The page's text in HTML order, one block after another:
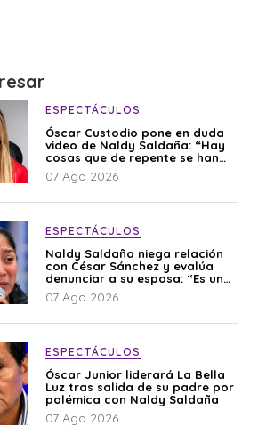
ESPECTÁCULOS
Óscar Custodio pone en duda
video de Naldy Saldaña: “Hay
cosas que de repente se han
editado”
07 Ago 2026
ESPECTÁCULOS
Naldy Saldaña niega relación
con César Sánchez y evalúa
denunciar a su esposa: “Es una
difamación”
07 Ago 2026
ESPECTÁCULOS
Óscar Junior liderará La Bella
Luz tras salida de su padre por
polémica con Naldy Saldaña
07 Ago 2026